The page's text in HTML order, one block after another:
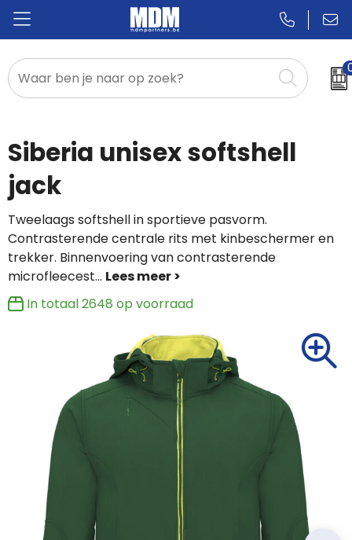
Relatiegeschenken
Promotietextiel
Sportkleding
Siberia unisex softshell
jack
Tweelaags softshell in sportieve pasvorm.
Contrasterende centrale rits met kinbeschermer en
trekker. Binnenvoering van contrasterende
microfleecest...
In totaal2648 op voorraad